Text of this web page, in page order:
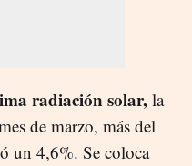
radiación solar, la
de marzo, más del
un 4,6%. Se coloca